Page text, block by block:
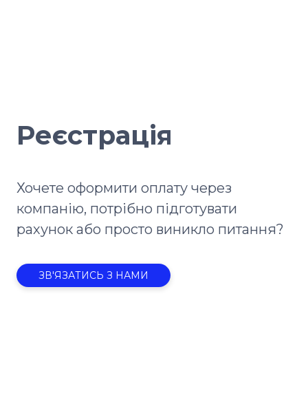
Реєстрація
Хочете оформити оплату через
компанію, потрібно підготувати
рахунок або просто виникло питання?
ЗВ'ЯЗАТИСЬ З НАМИ